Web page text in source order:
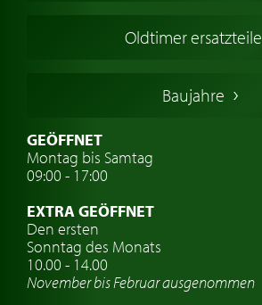
Deutsche Oldtimer
Schwedische Oldtimer
Oldtimer mit h-kennzeichen
Auto Oldtimer Markt
Oldtimer-Versicherung
Oldtimer-Clubs
Oldtimer-Reisen
Oldtimer ersatzteile
Baujahre
GEÖFFNET
Montag bis Samtag
09:00 - 17:00
EXTRA GEÖFFNET
Den ersten
Sonntag des Monats
10.00 - 14.00
November bis Februar ausgenommen